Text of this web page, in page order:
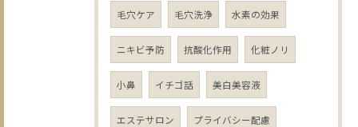
毛穴ケア 毛穴洗浄 水素の効果
ニキビ予防 抗酸化作用 化粧ノリ
小鼻 イチゴ話 美白美容液
エステサロン プライバシー配慮